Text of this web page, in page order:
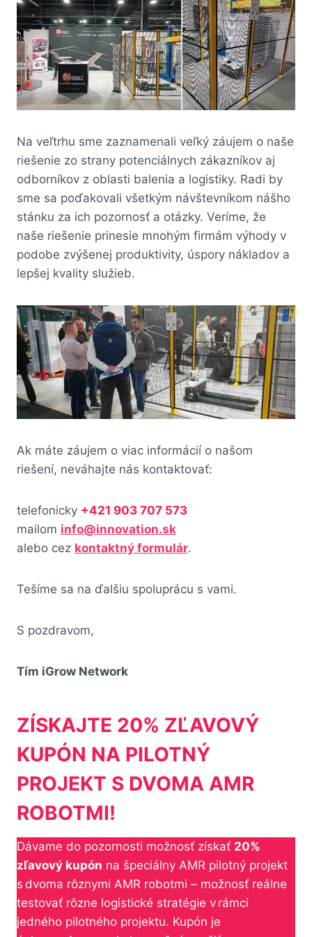
Na veľtrhu sme zaznamenali veľký záujem o naše
riešenie zo strany potenciálnych zákazníkov aj
odborníkov z oblasti balenia a logistiky. Radi by
sme sa poďakovali všetkým návštevníkom nášho
stánku za ich pozornosť a otázky. Veríme, že
naše riešenie prinesie mnohým firmám výhody v
podobe zvýšenej produktivity, úspory nákladov a
lepšej kvality služieb.
Ak máte záujem o viac informácií o našom
riešení, neváhajte nás kontaktovať:
telefonicky +421 903 707 573
mailom info@innovation.sk
alebo cez kontaktný formulár.
Tešíme sa na ďalšiu spoluprácu s vami.
S pozdravom,
Tím iGrow Network
ZÍSKAJTE 20% ZĽAVOVÝ
KUPÓN NA PILOTNÝ
PROJEKT S DVOMA AMR
ROBOTMI!
Dávame do pozornosti možnosť získať 20%
zľavový kupón na špeciálny AMR pilotný projekt
s dvoma rôznymi AMR robotmi – možnosť reálne
testovať rôzne logistické stratégie v rámci
jedného pilotného projektu. Kupón je